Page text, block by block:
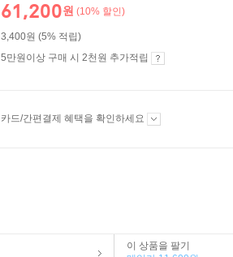
61,200원 (10% 할인)
3,400원 (5% 적립)
5만원이상 구매 시 2천원 추가적립
카드/간편결제 혜택을 확인하세요
이 상품을 팔기